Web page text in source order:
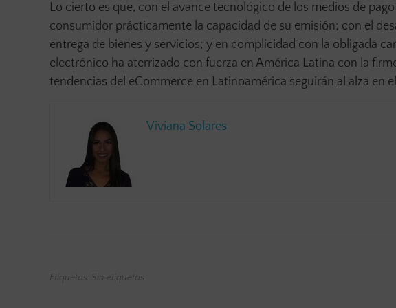
Lo cierto es que, con el avance tecnológico de los medios de
consumidor prácticamente la capacidad de su emisión; con el
entrega de bienes y servicios; y en complicidad con la obligada
electrónico ha aterrizado con fuerza en América Latina con la
tendencias del eCommerce en Latinoamérica seguirán al alza en
Viviana Solares
Etiquetas: Sin etiquetas